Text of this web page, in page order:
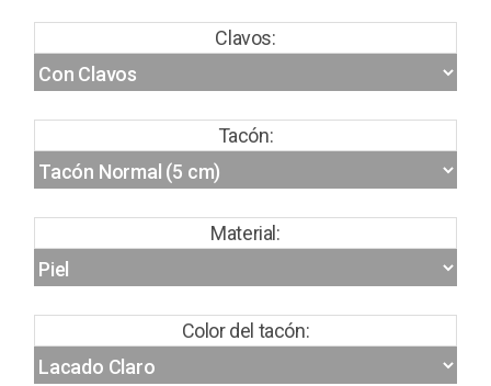
Clavos:
Tacón:
Material:
Color del tacón: